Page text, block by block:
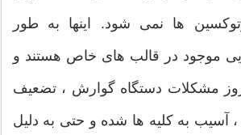
ها نمی شود. اینها به طور
موجود در قالب های خاص هستند و
مشکلات دستگاه گوارش ، تضعیف
آسیب به کلیه ها شده و حتی به دلیل